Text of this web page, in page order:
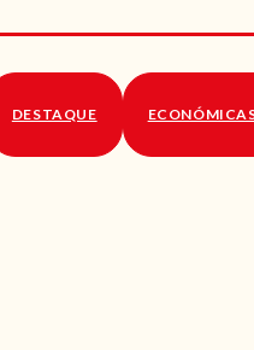
DESTAQUE